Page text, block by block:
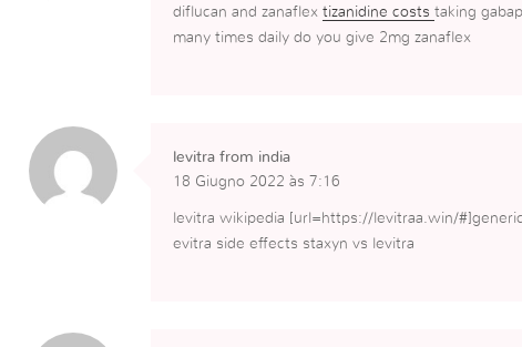
diflucan and zanaflex tizanidine costs taking
many times daily do you give 2mg zanaflex
levitra from india
18 Giugno 2022 às 7:16
levitra wikipedia [url=https://levitraa.win/
evitra side effects staxyn vs levitra